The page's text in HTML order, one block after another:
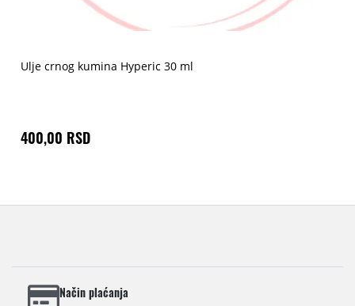
Ulje crnog kumina Hyperic 30 ml
400,00 RSD
Način plaćanja